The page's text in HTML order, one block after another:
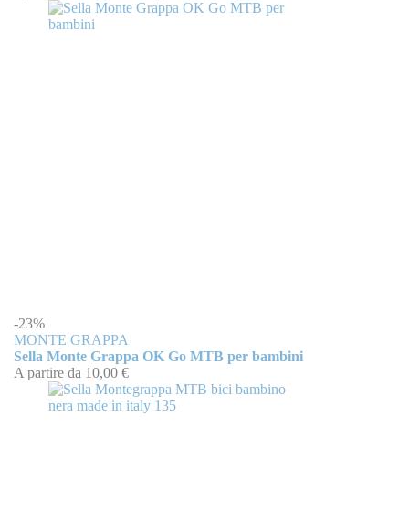
-23%
MONTE GRAPPA
Sella Monte Grappa OK Go MTB per bambini
A partire da 10,00 €